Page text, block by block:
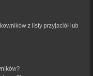
z listy przyjaciół lub